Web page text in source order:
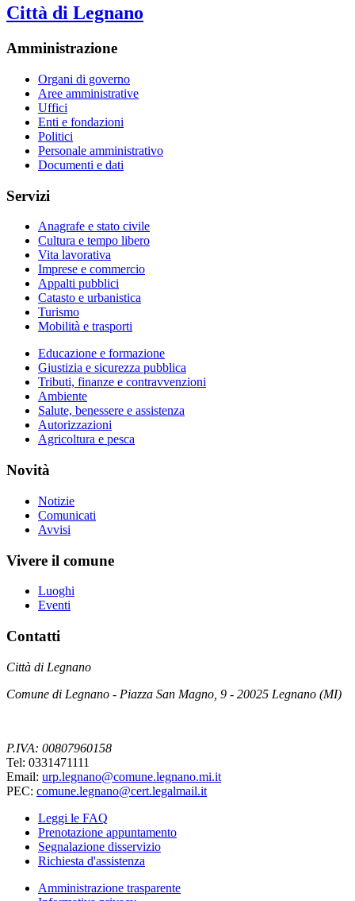
Città di Legnano
Amministrazione
Organi di governo
Aree amministrative
Uffici
Enti e fondazioni
Politici
Personale amministrativo
Documenti e dati
Servizi
Anagrafe e stato civile
Cultura e tempo libero
Vita lavorativa
Imprese e commercio
Appalti pubblici
Catasto e urbanistica
Turismo
Mobilità e trasporti
Educazione e formazione
Giustizia e sicurezza pubblica
Tributi, finanze e contravvenzioni
Ambiente
Salute, benessere e assistenza
Autorizzazioni
Agricoltura e pesca
Novità
Notizie
Comunicati
Avvisi
Vivere il comune
Luoghi
Eventi
Contatti
Città di Legnano
Comune di Legnano - Piazza San Magno, 9 - 20025 Legnano (MI)
P.IVA: 00807960158
Tel: 0331471111
Email: urp.legnano@comune.legnano.mi.it
PEC: comune.legnano@cert.legalmail.it
Leggi le FAQ
Prenotazione appuntamento
Segnalazione disservizio
Richiesta d'assistenza
Amministrazione trasparente